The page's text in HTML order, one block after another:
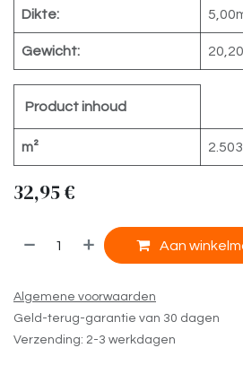
Dikte:
Gewicht:
Product inhoud
m² 2.503
32,95€
Aan
Algemene voorwaarden
Geld-terug-garantie van 30 dagen
Verzending: 2-3 werkdagen